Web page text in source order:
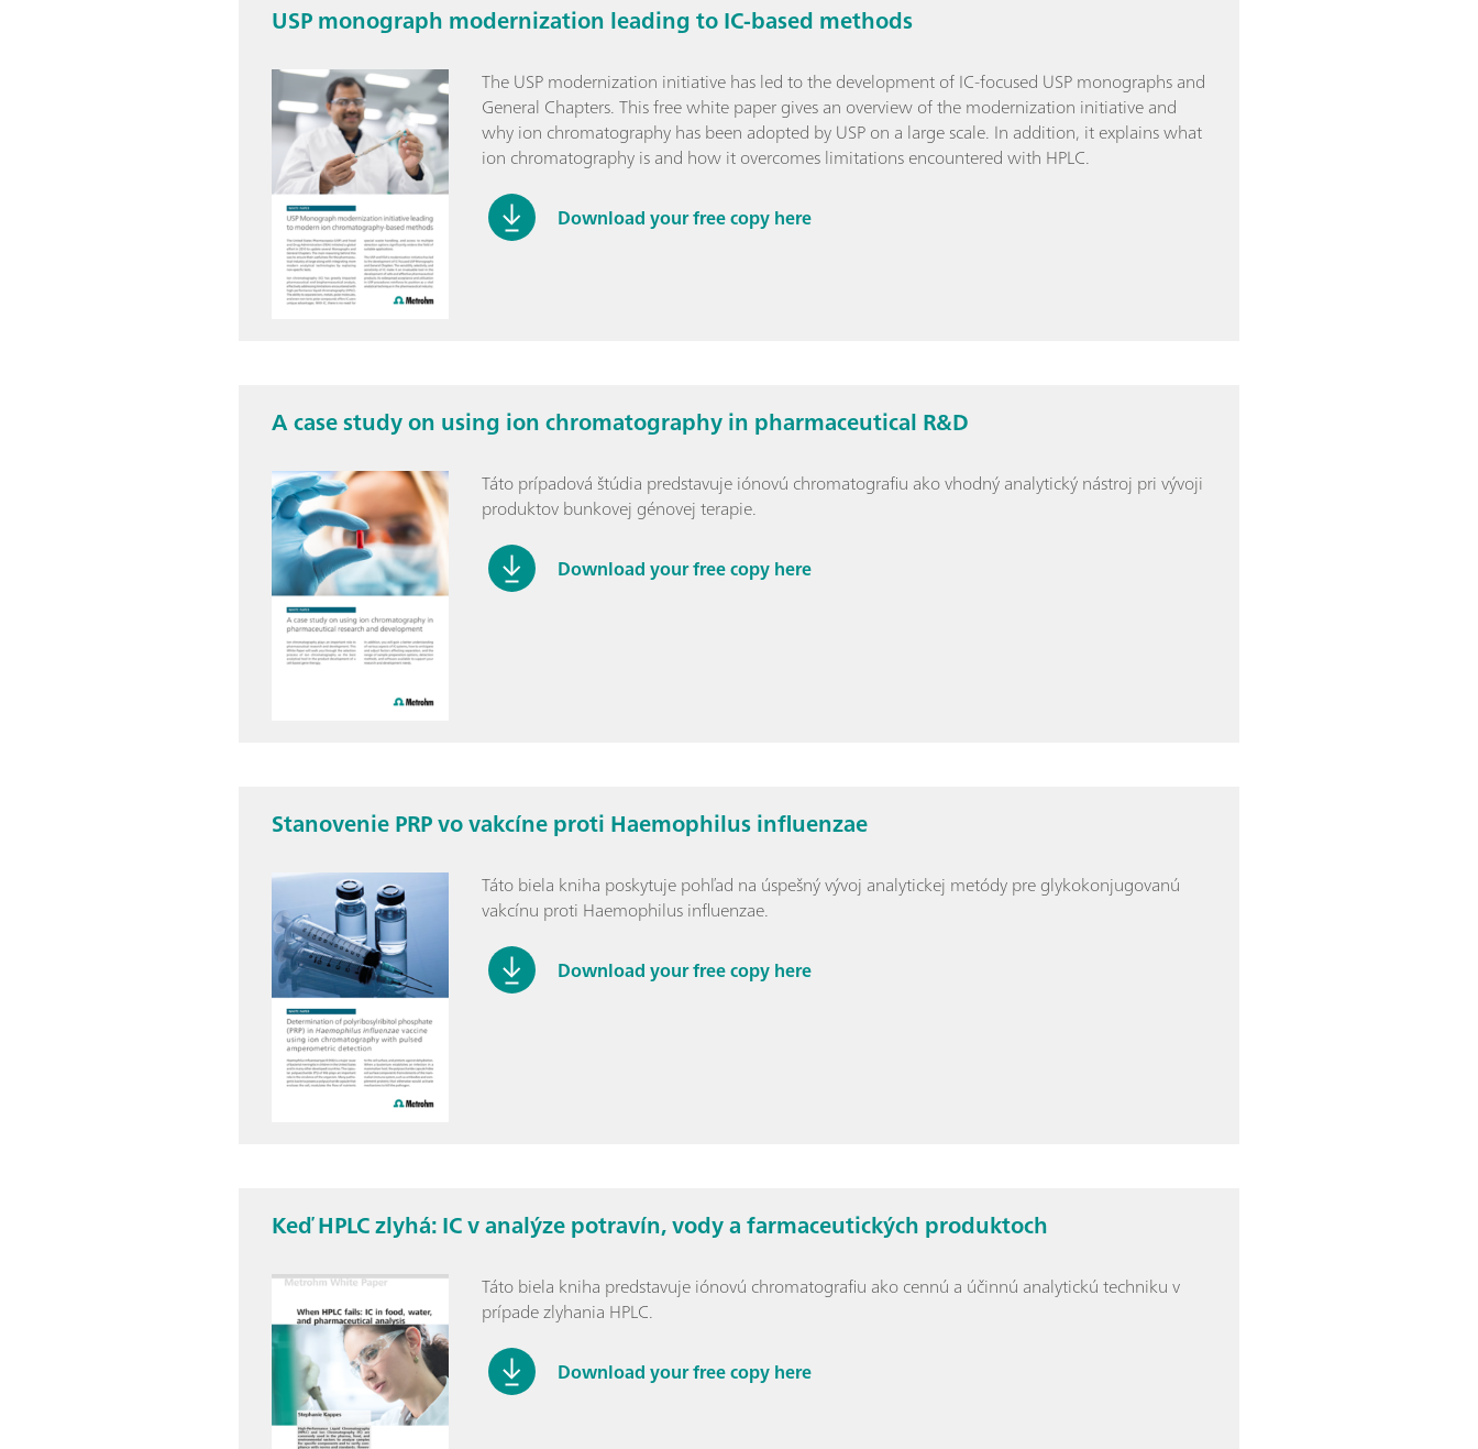
USP monograph modernization leading to IC-based methods
The USP modernization initiative has led to the development of IC-focused USP monographs and
General Chapters. This free white paper gives an overview of the modernization initiative and
why ion chromatography has been adopted by USP on a large scale. In addition, it explains what
ion chromatography is and how it overcomes limitations encountered with HPLC.
Download your free copy here
A case study on using ion chromatography in pharmaceutical R&D
Táto prípadová štúdia predstavuje iónovú chromatografiu ako vhodný analytický nástroj pri vývoji
produktov bunkovej génovej terapie.
Download your free copy here
Stanovenie PRP vo vakcíne proti Haemophilus influenzae
Táto biela kniha poskytuje pohľad na úspešný vývoj analytickej metódy pre glykokonjugovanú
vakcínu proti Haemophilus influenzae.
Download your free copy here
Keď HPLC zlyhá: IC v analýze potravín, vody a farmaceutických produktoch
Táto biela kniha predstavuje iónovú chromatografiu ako cennú a účinnú analytickú techniku v
prípade zlyhania HPLC.
Download your free copy here